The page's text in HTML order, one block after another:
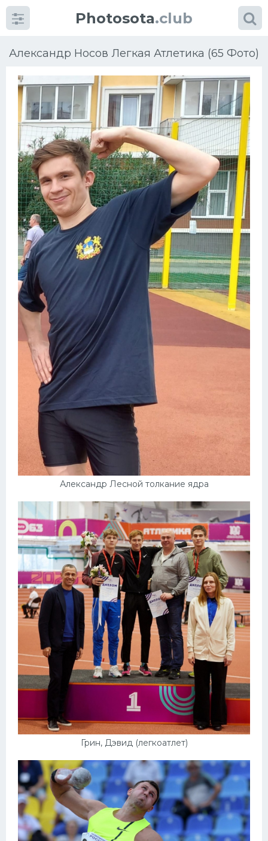
Photosota.club
Александр Носов Легкая Атлетика (65 Фото)
Александр Лесной толкание ядра
Грин, Дэвид (легкоатлет)
КатегорииФото
Еще картинки...
Футбол
Баскетбол
Хоккей
Велогонки
Конькобежный спорт
Тренажеры
Интерьер квартиры